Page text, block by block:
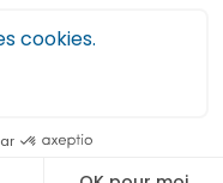
cookies.
au panier
Avis Garantis,